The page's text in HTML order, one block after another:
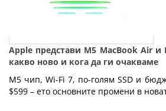
Apple представи M5 MacBook Air и
какво ново и кога да ги очакваме
M5 чип, Wi-Fi 7, по-голям SSD и
$599 – ето основните промени в